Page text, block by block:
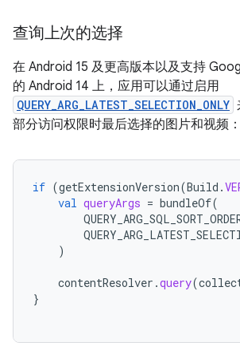
查询上次的选择
在 Android 15 及更高版本以及支持
的 Android 14 上，应用可以通过启用
QUERY_ARG_LATEST_SELECTION_ONLY
部分访问权限时最后选择的图片和视频：
if (getExtensionVersion(Build .
val queryArgs = bundleOf(
)
contentResolver .query(
}